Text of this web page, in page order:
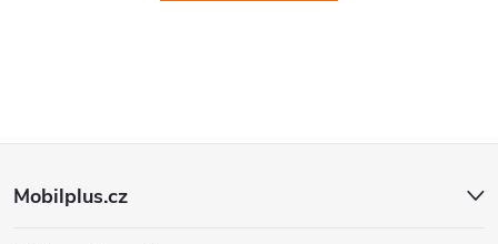
Mobilplus.cz